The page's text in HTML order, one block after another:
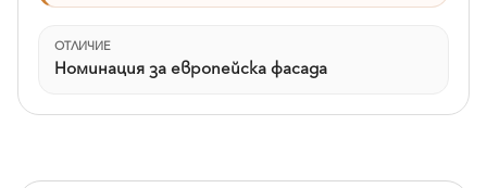
ОТЛИЧИЕ
Номинация за европейска фасада